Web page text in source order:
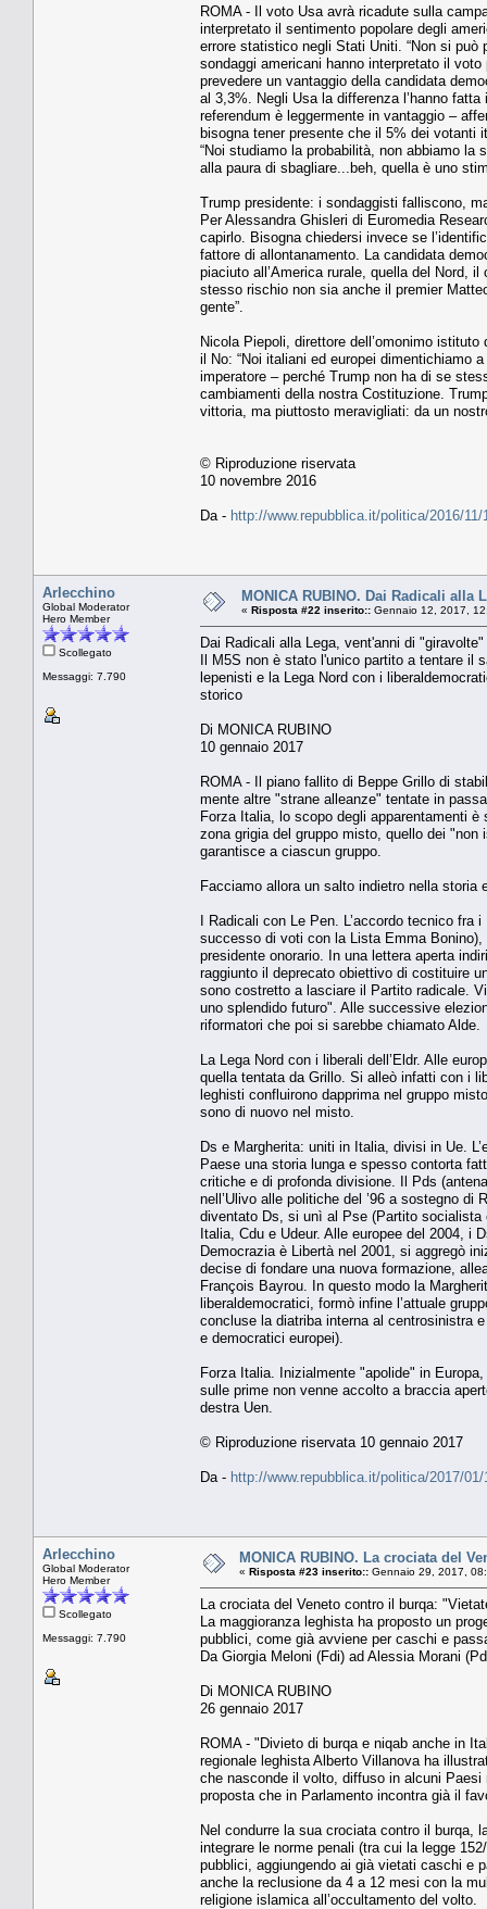
ROMA - Il voto Usa avrà ricadute sulla
interpretato il sentimento popolare degli
errore statistico negli Stati Uniti. “Non si può
sondaggi americani hanno interpretato il
prevedere un vantaggio della candidata
al 3,3%. Negli Usa la differenza l’hanno
referendum è leggermente in vantaggio –
bisogna tener presente che il 5% dei votanti
“Noi studiamo la probabilità, non abbiamo la
alla paura di sbagliare...beh, quella è uno
Trump presidente: i sondaggisti falliscono,
Per Alessandra Ghisleri di Euromedia
capirlo. Bisogna chiedersi invece se
fattore di allontanamento. La candidata
piaciuto all’America rurale, quella del Nord,
stesso rischio non sia anche il premier
gente”.
Nicola Piepoli, direttore dell’omonimo
il No: “Noi italiani ed europei dimentichiamo
imperatore – perché Trump non ha di se
cambiamenti della nostra Costituzione.
vittoria, ma piuttosto meravigliati: da un
© Riproduzione riservata
10 novembre 2016
Da - http://www.repubblica.it/politica/2016/
Arlecchino
Global Moderator
Hero Member
Scollegato
Messaggi: 7.790
MONICA RUBINO. Dai Radicali
« Risposta #22 inserito:: Gennaio 12, 2017,
Dai Radicali alla Lega, vent'anni di
Il M5S non è stato l'unico partito a tentare il
lepenisti e la Lega Nord con i
storico
Di MONICA RUBINO
10 gennaio 2017
ROMA - Il piano fallito di Beppe Grillo di
mente altre "strane alleanze" tentate in
Forza Italia, lo scopo degli apparentamenti
zona grigia del gruppo misto, quello dei
garantisce a ciascun gruppo.
Facciamo allora un salto indietro nella
I Radicali con Le Pen. L’accordo tecnico fra
successo di voti con la Lista Emma Bonino),
presidente onorario. In una lettera aperta
raggiunto il deprecato obiettivo di costituire
sono costretto a lasciare il Partito radicale.
uno splendido futuro". Alle successive
riformatori che poi si sarebbe chiamato Alde.
La Lega Nord con i liberali dell’Eldr. Alle
quella tentata da Grillo. Si alleò infatti con i
leghisti confluirono dapprima nel gruppo
sono di nuovo nel misto.
Ds e Margherita: uniti in Italia, divisi in Ue.
Paese una storia lunga e spesso contorta
critiche e di profonda divisione. Il Pds
nell’Ulivo alle politiche del ’96 a sostegno
diventato Ds, si unì al Pse (Partito socialista
Italia, Cdu e Udeur. Alle europee del 2004, i
Democrazia è Libertà nel 2001, si aggregò
decise di fondare una nuova formazione,
François Bayrou. In questo modo la
liberaldemocratici, formò infine l’attuale
concluse la diatriba interna al centrosinistra
e democratici europei).
Forza Italia. Inizialmente "apolide" in
sulle prime non venne accolto a braccia
destra Uen.
© Riproduzione riservata 10 gennaio 2017
Da - http://www.repubblica.it/politica/2017/
Arlecchino
Global Moderator
Hero Member
Scollegato
Messaggi: 7.790
MONICA RUBINO. La crociata del
« Risposta #23 inserito:: Gennaio 29, 2017,
La crociata del Veneto contro il burqa:
La maggioranza leghista ha proposto un
pubblici, come già avviene per caschi e
Da Giorgia Meloni (Fdi) ad Alessia Morani
Di MONICA RUBINO
26 gennaio 2017
ROMA - "Divieto di burqa e niqab anche in
regionale leghista Alberto Villanova ha
che nasconde il volto, diffuso in alcuni
proposta che in Parlamento incontra già il
Nel condurre la sua crociata contro il burqa,
integrare le norme penali (tra cui la legge
pubblici, aggiungendo ai già vietati caschi e
anche la reclusione da 4 a 12 mesi con la
religione islamica all’occultamento del volto.